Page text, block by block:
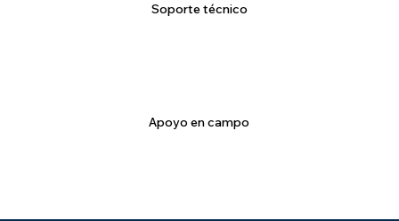
Soporte técnico
Apoyo en campo